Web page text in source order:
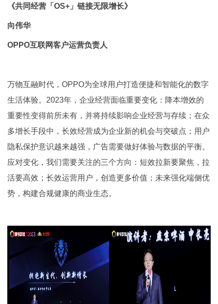
《共同经营「OS+」链接无限增长》
向伟华
OPPO互联网客户运营负责人
万物互融时代，OPPO为全球用户打造便捷和智能化的数字
生活体验。2023年，企业经营面临重要变化：降本增效的
重要性变得前所未有，并将持续影响企业经营与存续；在众
多增长手段中，长效经营成为企业新的机会与突破点；用户
隐私保护意识越来越强，广告需要做好体验与数据的平衡。
应对变化，我们需要关注的三个方向：短效拉新要聚焦，拉
活要高效；长效运营用户，创造更多价值；未来强化端侧优
势，构建合规健康的商业生态。